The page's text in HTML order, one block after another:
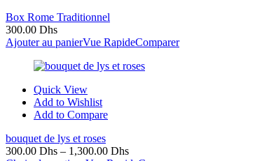
Box Rome Traditionnel
300.00 Dhs
Ajouter au panierVue RapideComparer
Quick View
Add to Wishlist
Add to Compare
bouquet de lys et roses
300.00 Dhs – 1,300.00 Dhs